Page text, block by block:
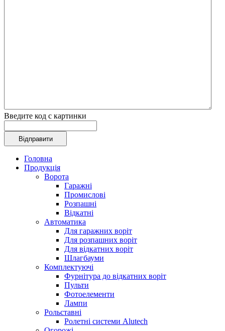
Введите код с картинки
Головна
Продукція
Ворота
Гаражні
Промислові
Розпашні
Відкатні
Автоматика
Для гаражних воріт
Для розпашних воріт
Для відкатних воріт
Шлагбауми
Комплектуючі
Фурнітура до відкатних воріт
Пульти
Фотоелементи
Лампи
Рольставні
Ролетні системи Alutech